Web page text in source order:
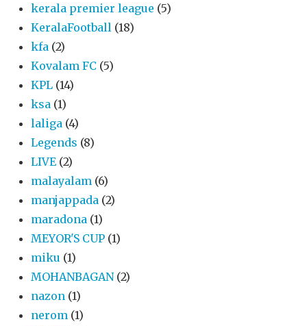
kerala premier league (5)
KeralaFootball (18)
kfa (2)
Kovalam FC (5)
KPL (14)
ksa (1)
laliga (4)
Legends (8)
LIVE (2)
malayalam (6)
manjappada (2)
maradona (1)
MEYOR'S CUP (1)
miku (1)
MOHANBAGAN (2)
nazon (1)
nerom (1)